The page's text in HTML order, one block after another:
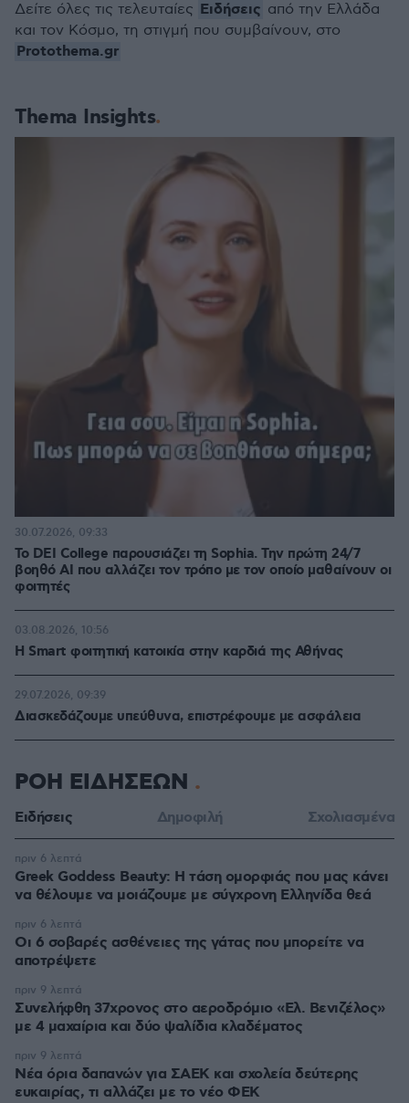
Thema Insights
Το DEI College παρουσιάζει τη Sophia. Την πρώτη 24/7
βοηθό AI που αλλάζει τον τρόπο με τον οποίο μαθαίνουν οι
φοιτητές
30.07.2026, 09:33
Η Smart φοιτητική κατοικία στην καρδιά της Αθήνας
03.08.2026, 10:56
Διασκεδάζουμε υπεύθυνα, επιστρέφουμε με ασφάλεια
29.07.2026, 09:39
Δείτε όλες τις τελευταίες Ειδήσεις από την Ελλάδα
και τον Κόσμο, τη στιγμή που συμβαίνουν, στο
Protothema.gr
ΡΟΗ ΕΙΔΗΣΕΩΝ
Ειδήσεις Δημοφιλή Σχολιασμένα
Greek Goddess Beauty: Η τάση ομορφιάς που μας κάνει
να θέλουμε να μοιάζουμε με σύγχρονη Ελληνίδα θεά
πριν 6 λεπτά
Οι 6 σοβαρές ασθένειες της γάτας που μπορείτε να
αποτρέψετε
πριν 6 λεπτά
Συνελήφθη 37χρονος στο αεροδρόμιο «Ελ. Βενιζέλος»
με 4 μαχαίρια και δύο ψαλίδια κλαδέματος
πριν 9 λεπτά
Νέα όρια δαπανών για ΣΑΕΚ και σχολεία δεύτερης
ευκαιρίας, τι αλλάζει με το νέο ΦΕΚ
πριν 9 λεπτά